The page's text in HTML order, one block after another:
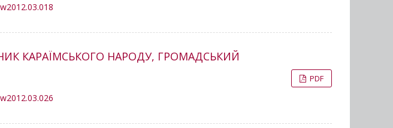
КАРАЇМСЬКОГО НАРОДУ, ГРОМАДСЬКИЙ
PDF